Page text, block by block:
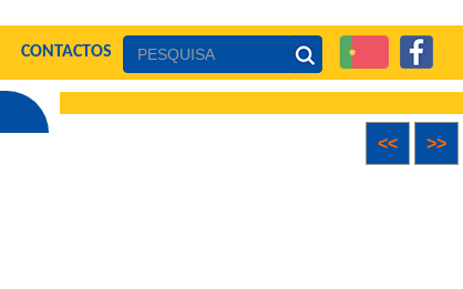
CONTACTOS
<< >>